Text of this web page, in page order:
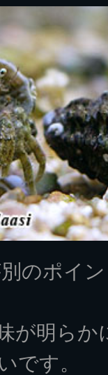
のポイ
が明ら
です。